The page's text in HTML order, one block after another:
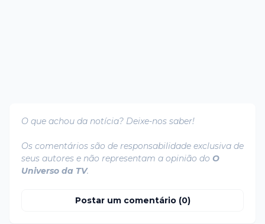
O que achou da notícia? Deixe-nos saber!
Os comentários são de responsabilidade exclusiva de
seus autores e não representam a opinião do O
Universo da TV.
Postar um comentário (0)